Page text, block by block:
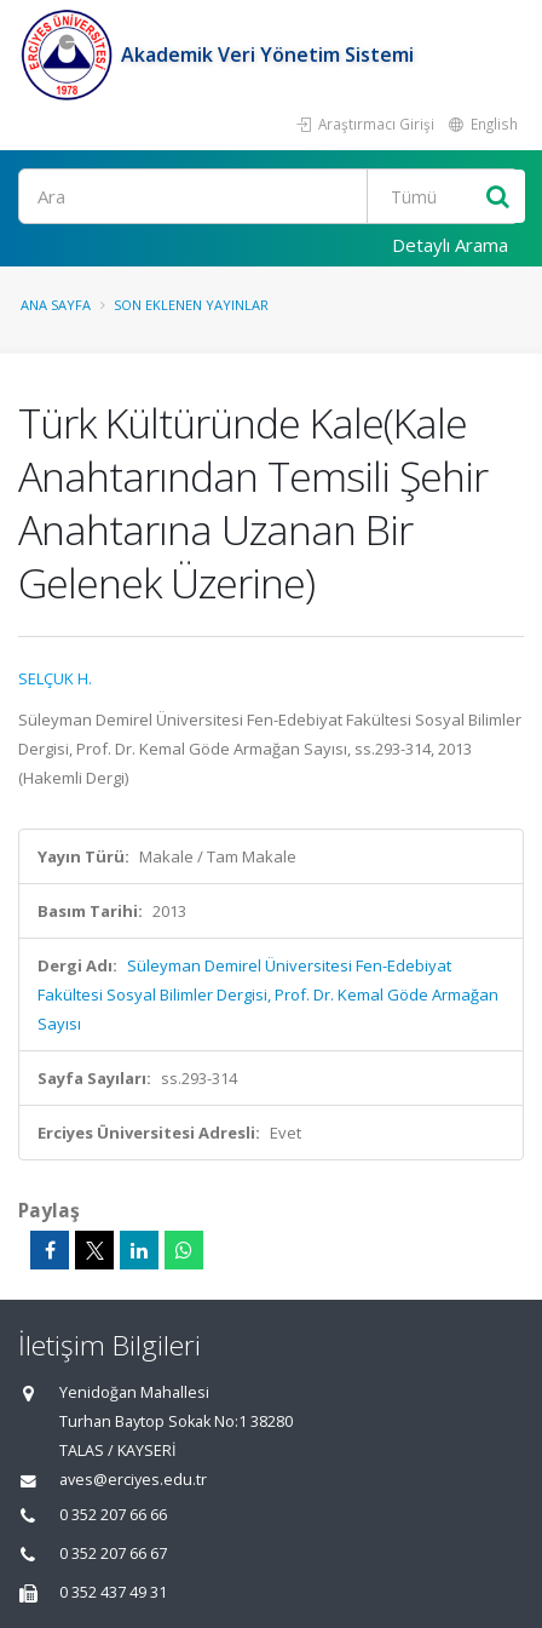
Akademik Veri Yönetim Sistemi
Araştırmacı Girişi English
Ara
Detaylı Arama
ANA SAYFA SON EKLENEN YAYINLAR
Türk Kültüründe Kale(Kale
Anahtarından Temsili Şehir
Anahtarına Uzanan Bir
Gelenek Üzerine)
SELÇUK H.
Süleyman Demirel Üniversitesi Fen-Edebiyat Fakültesi Sosyal Bilimler
Dergisi, Prof. Dr. Kemal Göde Armağan Sayısı, ss.293-314, 2013
(Hakemli Dergi)
Yayın Türü: Makale / Tam Makale
Basım Tarihi: 2013
Dergi Adı: Süleyman Demirel Üniversitesi Fen-Edebiyat
Fakültesi Sosyal Bilimler Dergisi, Prof. Dr. Kemal Göde Armağan
Sayısı
Sayfa Sayıları: ss.293-314
Erciyes Üniversitesi Adresli: Evet
Paylaş
İletişim Bilgileri
Yenidoğan Mahallesi
Turhan Baytop Sokak No:1 38280
TALAS / KAYSERİ
aves@erciyes.edu.tr
0 352 207 66 66
0 352 207 66 67
0 352 437 49 31